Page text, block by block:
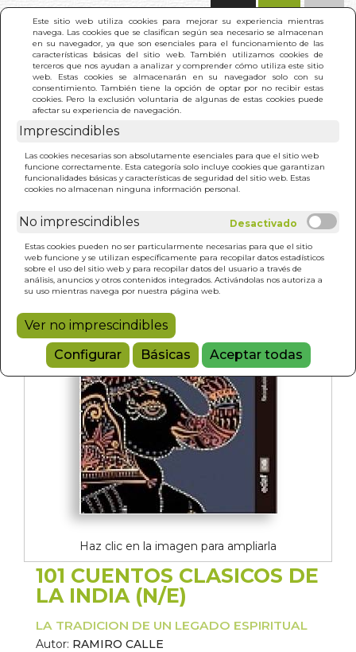
Este sitio web utiliza cookies para mejorar su experiencia mientras
navega. Las cookies que se clasifican según sea necesario se almacenan
en su navegador, ya que son esenciales para el funcionamiento de las
características básicas del sitio web. También utilizamos cookies de
terceros que nos ayudan a analizar y comprender cómo utiliza este sitio
web. Estas cookies se almacenarán en su navegador solo con su
consentimiento. También tiene la opción de optar por no recibir estas
cookies. Pero la exclusión voluntaria de algunas de estas cookies puede
afectar su experiencia de navegación.
Imprescindibles
Las cookies necesarias son absolutamente esenciales para que el sitio web
funcione correctamente. Esta categoría solo incluye cookies que garantizan
funcionalidades básicas y características de seguridad del sitio web. Estas
cookies no almacenan ninguna información personal.
No imprescindibles
Estas cookies pueden no ser particularmente necesarias para que el sitio
web funcione y se utilizan específicamente para recopilar datos estadísticos
sobre el uso del sitio web y para recopilar datos del usuario a través de
análisis, anuncios y otros contenidos integrados. Activándolas nos autoriza a
su uso mientras navega por nuestra página web.
Ver no imprescindibles
Configurar
Básicas Aceptar todas
INICIO >
Haz clic en la imagen para ampliarla
101 CUENTOS CLASICOS DE
LA INDIA (N/E)
LA TRADICION DE UN LEGADO ESPIRITUAL
Autor: RAMIRO CALLE